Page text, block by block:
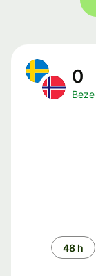
0
Časové
období
48 h